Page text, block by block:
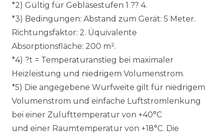
*2) Gültig für Gebläsestufen 1 ?? 4.
*3) Bedingungen: Abstand zum Gerät: 5 Meter.
Richtungsfaktor: 2. Üquivalente
Absorptionsfläche: 200 m².
*4) ?t = Temperaturanstieg bei maximaler
Heizleistung und niedrigem Volumenstrom.
*5) Die angegebene Wurfweite gilt für niedrigem
Volumenstrom und einfache Luftstromlenkung
bei einer Zulufttemperatur von +40°C
und einer Raumtemperatur von +18°C. Die